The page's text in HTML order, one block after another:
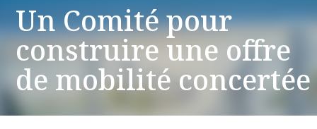
Un Comité pour
construire une offre
de mobilité concertée